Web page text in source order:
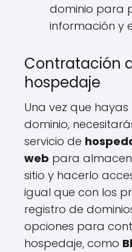
dominio para
información y
Contratación
hospedaje
Una vez que
dominio,
servicio de
web para
sitio y hacerlo
igual que con los
registro de
opciones para
hospedaje, como